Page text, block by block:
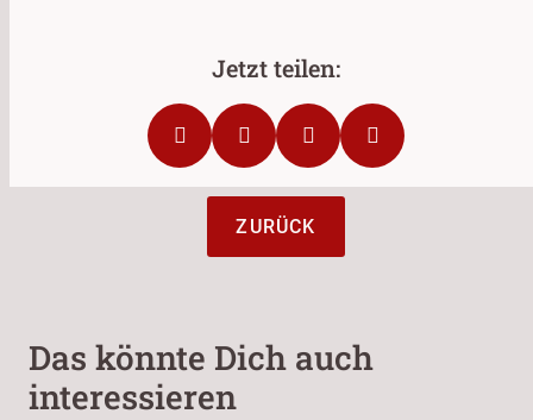
ZURÜCK
Das könnte Dich auch
interessieren